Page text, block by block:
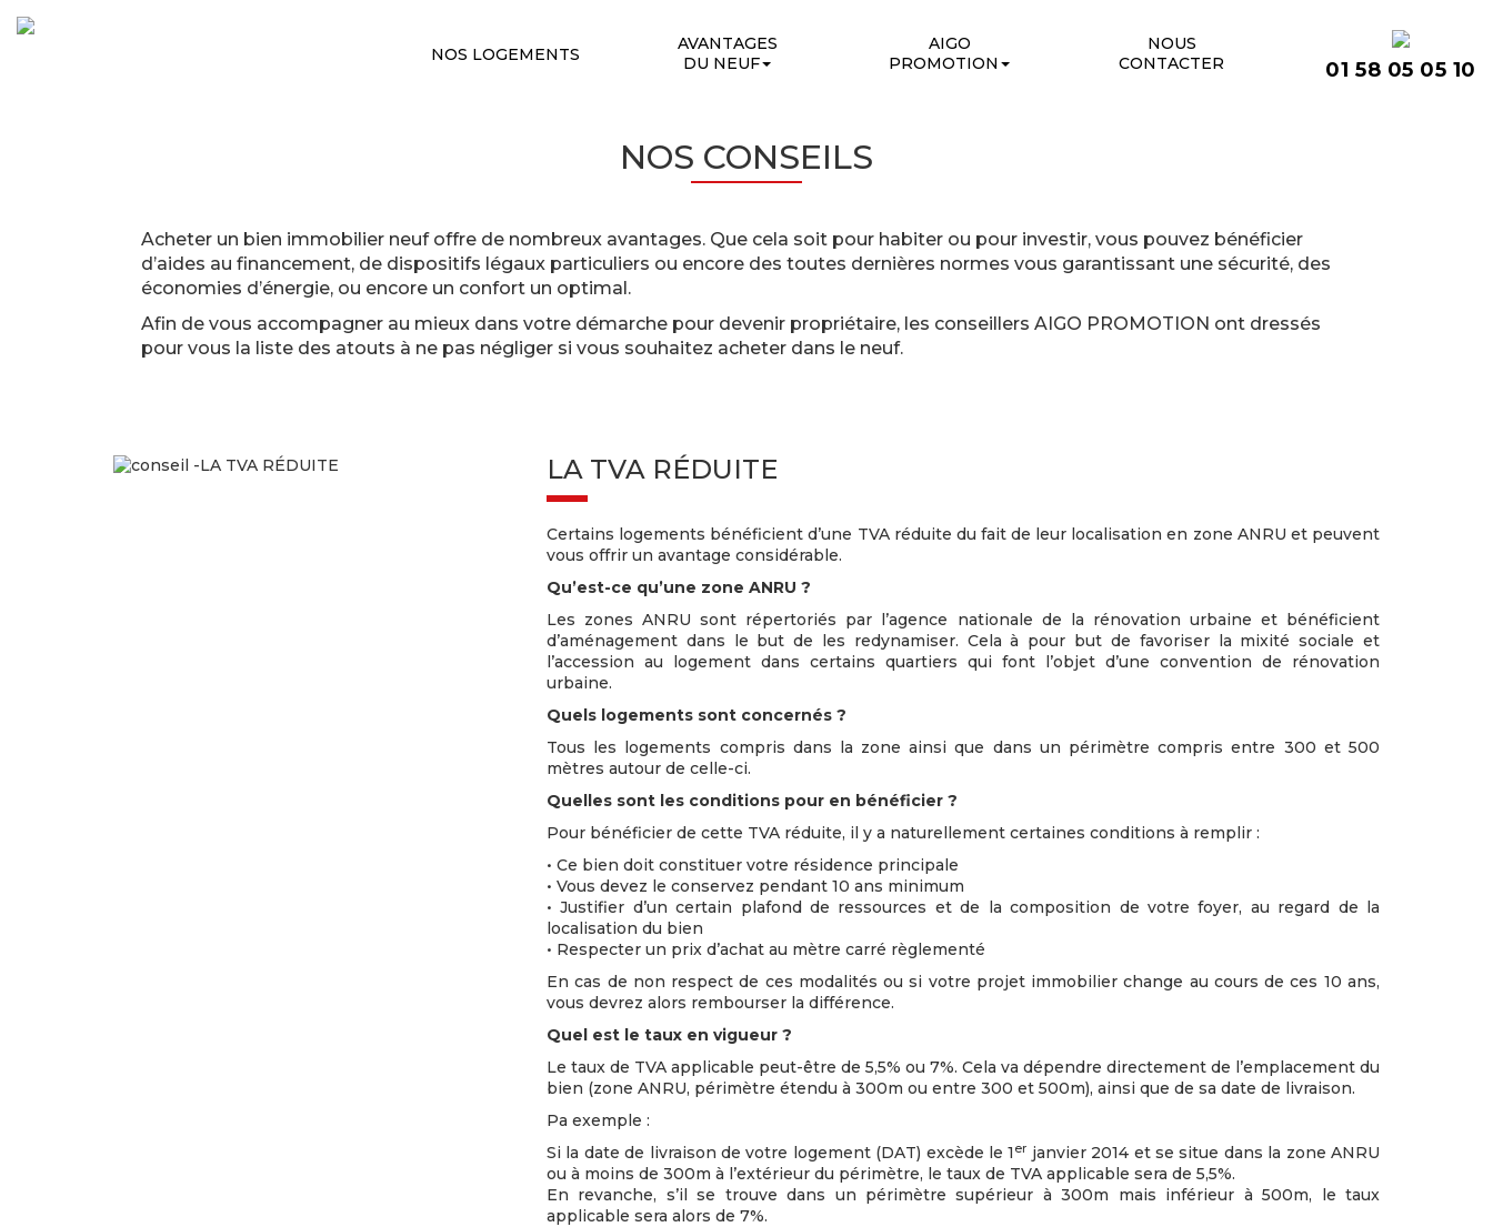
01 58 05 05 10
NOS LOGEMENTS
AVANTAGES
DU NEUF
AIGO
PROMOTION
NOUS
CONTACTER
NOS CONSEILS
Acheter un bien immobilier neuf offre de nombreux avantages. Que cela soit pour habiter ou pour investir, vous pouvez bénéficier
d’aides au financement, de dispositifs légaux particuliers ou encore des toutes dernières normes vous garantissant une sécurité, des
économies d’énergie, ou encore un confort un optimal.
Afin de vous accompagner au mieux dans votre démarche pour devenir propriétaire, les conseillers AIGO PROMOTION ont dressés
pour vous la liste des atouts à ne pas négliger si vous souhaitez acheter dans le neuf.
LA TVA RÉDUITE
Certains logements bénéficient d’une TVA réduite du fait de leur localisation en zone ANRU et peuvent
vous offrir un avantage considérable.
Qu’est-ce qu’une zone ANRU ?
Les zones ANRU sont répertoriés par l’agence nationale de la rénovation urbaine et bénéficient
d’aménagement dans le but de les redynamiser. Cela à pour but de favoriser la mixité sociale et
l’accession au logement dans certains quartiers qui font l’objet d’une convention de rénovation
urbaine.
Quels logements sont concernés ?
Tous les logements compris dans la zone ainsi que dans un périmètre compris entre 300 et 500
mètres autour de celle-ci.
Quelles sont les conditions pour en bénéficier ?
Pour bénéficier de cette TVA réduite, il y a naturellement certaines conditions à remplir :
• Ce bien doit constituer votre résidence principale
• Vous devez le conservez pendant 10 ans minimum
• Justifier d’un certain plafond de ressources et de la composition de votre foyer, au regard de la
localisation du bien
• Respecter un prix d’achat au mètre carré règlementé
En cas de non respect de ces modalités ou si votre projet immobilier change au cours de ces 10 ans,
vous devrez alors rembourser la différence.
Quel est le taux en vigueur ?
Le taux de TVA applicable peut-être de 5,5% ou 7%. Cela va dépendre directement de l’emplacement du
bien (zone ANRU, périmètre étendu à 300m ou entre 300 et 500m), ainsi que de sa date de livraison.
Pa exemple :
Si la date de livraison de votre logement (DAT) excède le 1 er janvier 2014 et se situe dans la zone ANRU
ou à moins de 300m à l’extérieur du périmètre, le taux de TVA applicable sera de 5,5%.
En revanche, s’il se trouve dans un périmètre supérieur à 300m mais inférieur à 500m, le taux
applicable sera alors de 7%.